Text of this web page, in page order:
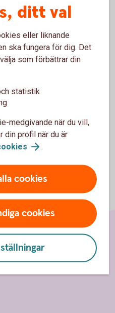
minskar ytterligare
varje tröskelvärde om 10
marknadsvärdet från
senare marknadsvärde. Att
bero på att innehavet
ditt val
eller liknande
ska fungera för dig. Det
som förbättrar din
statistik
medgivande när du vill,
din profil när du är
.
cookies
cookies